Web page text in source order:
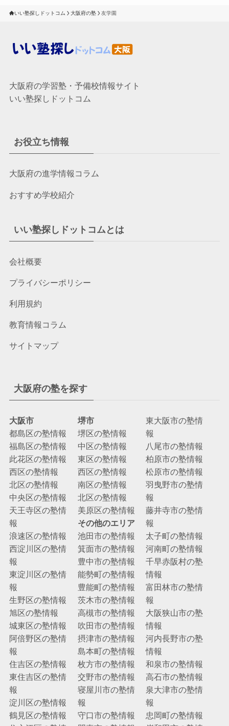
いい塾探しドットコム 大阪府の塾 友学園
大阪府の学習塾・予備校情報サイト
いい塾探しドットコム
お役立ち情報
大阪府の進学情報コラム
おすすめ学校紹介
いい塾探しドットコムとは
会社概要
プライバシーポリシー
利用規約
教育情報コラム
サイトマップ
大阪府の塾を探す
大阪市
都島区の塾情報
福島区の塾情報
此花区の塾情報
西区の塾情報
北区の塾情報
中央区の塾情報
天王寺区の塾情
報
浪速区の塾情報
西淀川区の塾情
報
東淀川区の塾情
報
生野区の塾情報
旭区の塾情報
城東区の塾情報
阿倍野区の塾情
報
住吉区の塾情報
東住吉区の塾情
報
淀川区の塾情報
鶴見区の塾情報
堺市
堺区の塾情報
中区の塾情報
東区の塾情報
西区の塾情報
南区の塾情報
北区の塾情報
美原区の塾情報
その他のエリア
池田市の塾情報
箕面市の塾情報
豊中市の塾情報
能勢町の塾情報
豊能町の塾情報
茨木市の塾情報
高槻市の塾情報
吹田市の塾情報
摂津市の塾情報
島本町の塾情報
枚方市の塾情報
交野市の塾情報
寝屋川市の塾情
報
守口市の塾情報
東大阪市の塾情
報
八尾市の塾情報
柏原市の塾情報
松原市の塾情報
羽曳野市の塾情
報
藤井寺市の塾情
報
太子町の塾情報
河南町の塾情報
千早赤阪村の塾
情報
富田林市の塾情
報
大阪狭山市の塾
情報
河内長野市の塾
情報
和泉市の塾情報
高石市の塾情報
泉大津市の塾情
報
忠岡町の塾情報